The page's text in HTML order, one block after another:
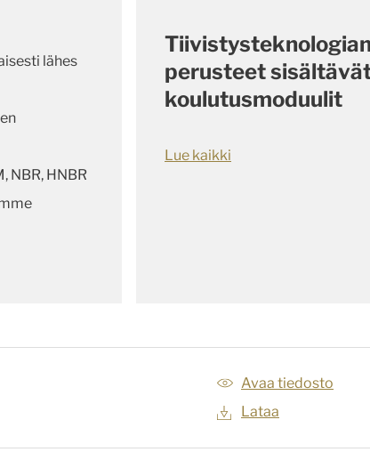
lähes
NBR, HNBR
Tiivistysteknologian
perusteet
koulutusmoduulit
Lue kaikki
Avaa tiedosto
Lataa